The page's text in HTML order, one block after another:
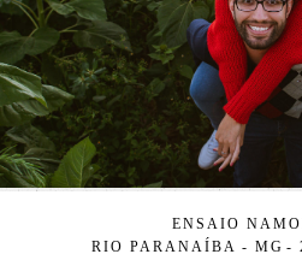
ENSAIO
RIO PARANAÍBA - MG